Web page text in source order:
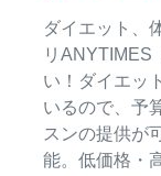
ダイエット、
リANYTIMES
い！ダイエッ
いるので、予
スンの提供が
能。低価格・